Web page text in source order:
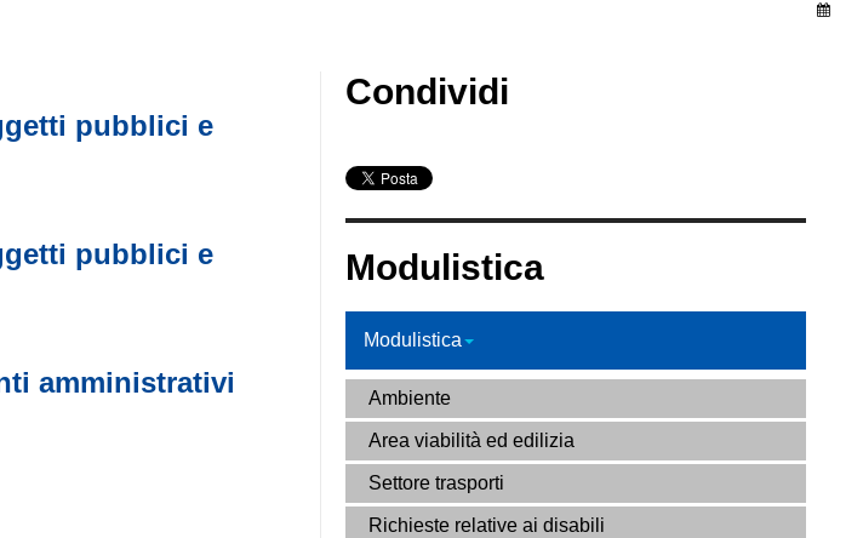
pubblici e
pubblici e
amministrativi
Condividi
Modulistica
Modulistica
Ambiente
Area viabilità ed edilizia
Settore trasporti
Richieste relative ai disabili